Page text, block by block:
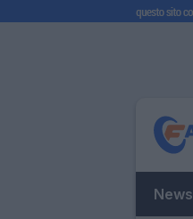
News